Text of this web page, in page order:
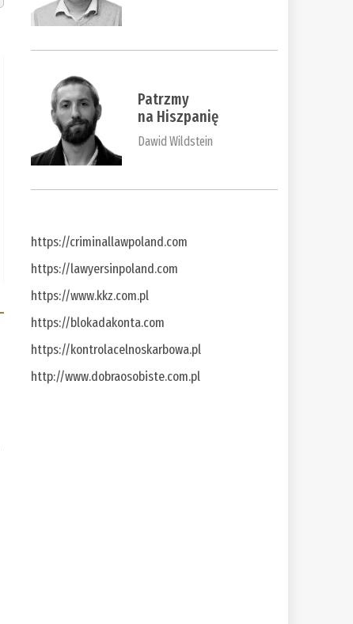
Patrzmy
na Hiszpanię
Dawid Wildstein
https://criminallawpoland.com
https://lawyersinpoland.com
https://www.kkz.com.pl
https://blokadakonta.com
https://kontrolacelnoskarbowa.pl
http://www.dobraosobiste.com.pl